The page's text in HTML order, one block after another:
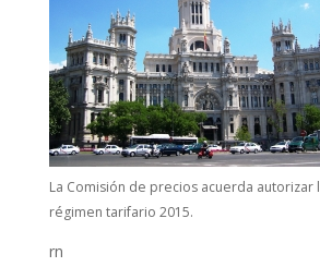
La Comisión de precios acuerda
régimen tarifario 2015.
rn